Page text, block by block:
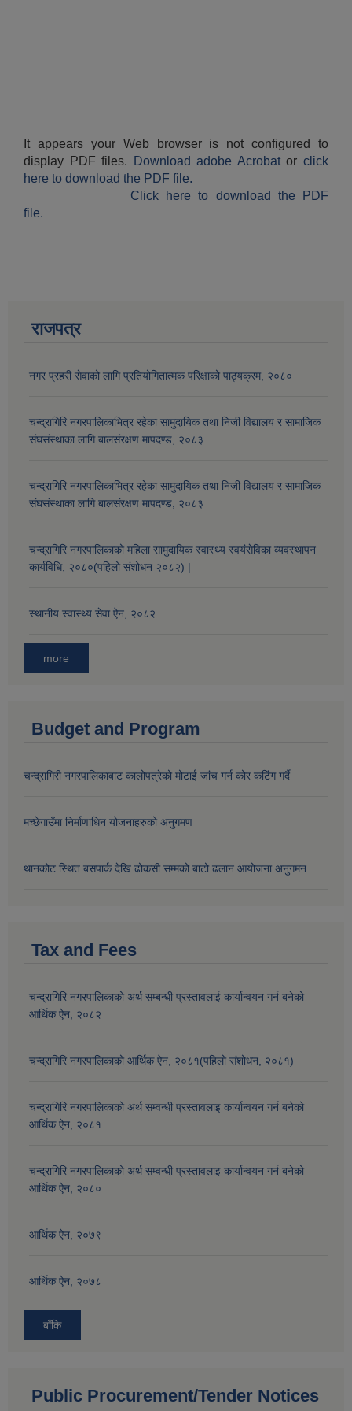
It appears your Web browser is not configured to
display PDF files.
Download adobe Acrobatorclick
here to download the PDF file.
Click here to download the PDF
file.
राजपत्र
नगर प्रहरी सेवाको लागि प्रतियोगितात्मक परिक्षाको पाठ्यक्रम, २०८०
चन्द्रागिरि नगरपालिकाभित्र रहेका सामुदायिक तथा निजी विद्यालय र सामाजिक
संघसंस्थाका लागि बालसंरक्षण मापदण्ड, २०८३
चन्द्रागिरि नगरपालिकाभित्र रहेका सामुदायिक तथा निजी विद्यालय र सामाजिक
संघसंस्थाका लागि बालसंरक्षण मापदण्ड, २०८३
चन्द्रागिरि नगरपालिकाको महिला सामुदायिक स्वास्थ्य स्वयंसेविका व्यवस्थापन
कार्यविधि, २०८०(पहिलो संशोधन २०८२) |
स्थानीय स्वास्थ्य सेवा ऐन, २०८२
more
Budget and Program
चन्द्रागिरी नगरपालिकाबाट कालोपत्रेको मोटाई जांच गर्न कोर कटिंग गर्दै
मच्छेगाउँमा निर्माणाधिन योजनाहरुको अनुगमण
थानकोट स्थित बसपार्क देखि ढोकसी सम्मको बाटो ढलान आयोजना अनुगमन
Tax and Fees
चन्द्रागिरि नगरपालिकाको अर्थ सम्बन्धी प्रस्तावलाई कार्यान्वयन गर्न बनेको
आर्थिक ऐन, २०८२
चन्द्रागिरि नगरपालिकाको आर्थिक ऐन, २०८१(पहिलो संशोधन, २०८१)
चन्द्रागिरि नगरपालिकाको अर्थ सम्वन्धी प्रस्तावलाइ कार्यान्वयन गर्न बनेको
आर्थिक ऐन, २०८१
चन्द्रागिरि नगरपालिकाको अर्थ सम्वन्धी प्रस्तावलाइ कार्यान्वयन गर्न बनेको
आर्थिक ऐन, २०८०
आर्थिक ऐन, २०७९
आर्थिक ऐन, २०७८
बाँकि
Public Procurement/Tender Notices